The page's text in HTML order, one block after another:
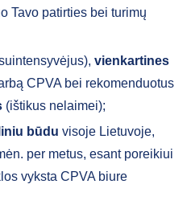
Tavo patirties bei turimų
vienkartines
CPVA bei rekomenduotus
(ištikus nelaimei);
būdu visoje Lietuvoje,
per metus, esant poreikiui
vyksta CPVA biure